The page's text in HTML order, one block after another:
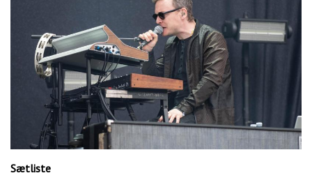
Sætliste